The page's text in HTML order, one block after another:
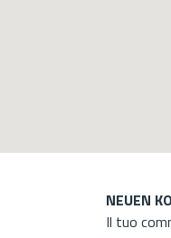
NEUEN
Il tuo